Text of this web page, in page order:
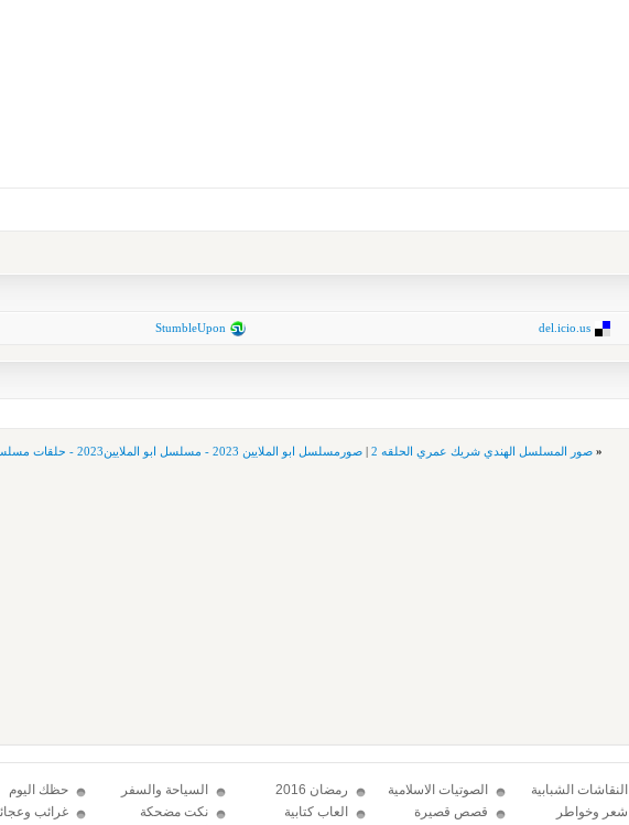
del.icio.us
StumbleUpon
« صور المسلسل الهندي شريك عمري الحلقه 2 |صورمسلسل ابو الملايين 2023 - مسلسل ابو الملايين2023 - حلقات مسلسل ابو الملايين 2023
النقاشات الشبابية الصوتيات الاسلامية رمضان 2016 السياحة والسفر حظك اليوم
شعر وخواطر قصص قصيرة العاب كتابية نكت مضحكة غرائب